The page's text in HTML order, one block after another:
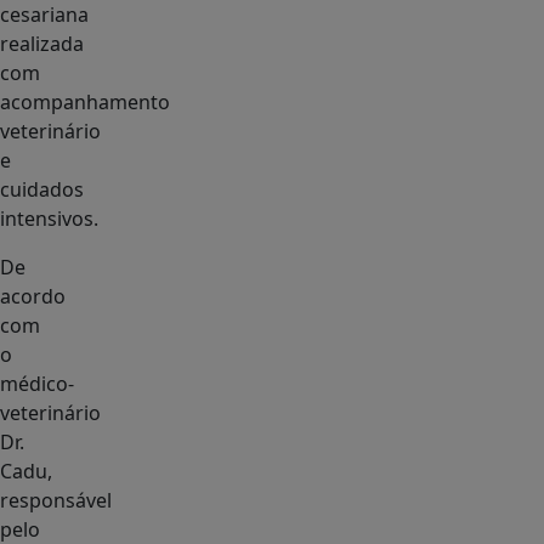
cesariana
realizada
com
acompanhamento
veterinário
e
cuidados
intensivos.
De
acordo
com
o
médico-
veterinário
Dr.
Cadu,
responsável
pelo